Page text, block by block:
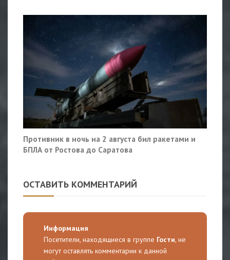
Противник в ночь на 2 августа бил ракетами и
БПЛА от Ростова до Саратова
ОСТАВИТЬ КОММЕНТАРИЙ
Информация
Посетители, находящиеся в группе Гости, не
могут оставлять комментарии к данной